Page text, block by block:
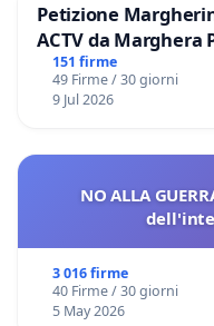
Petizione
ACTV da Marghera
Marco Polo tariffa a
151 firme
49 Firme / 30 giorni
9 Jul 2026
NO ALLA
3 016 firme
40 Firme / 30 giorni
5 May 2026